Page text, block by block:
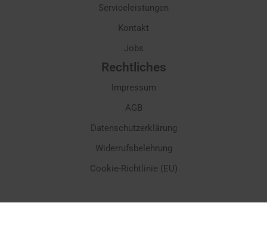
Serviceleistungen
Kontakt
Jobs
Rechtliches
Impressum
AGB
Datenschutzerklärung
Widerrufsbelehrung
Cookie-Richtlinie (EU)